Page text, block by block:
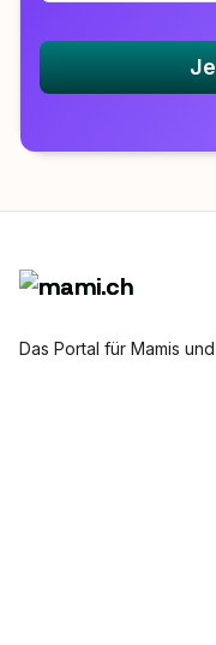
Das Portal für Mamis